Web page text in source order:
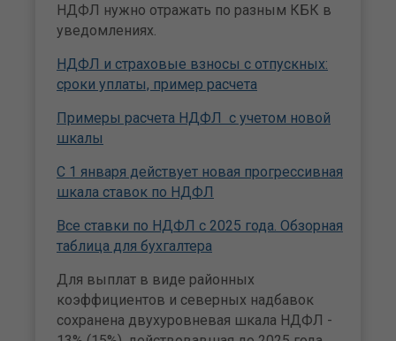
НДФЛ нужно отражать по разным КБК в
уведомлениях.
НДФЛ и страховые взносы с отпускных:
сроки уплаты, пример расчета
Примеры расчета НДФЛ с учетом новой
шкалы
С 1 января действует новая прогрессивная
шкала ставок по НДФЛ
Все ставки по НДФЛ с 2025 года. Обзорная
таблица для бухгалтера
Для выплат в виде районных
коэффициентов и северных надбавок
сохранена двухуровневая шкала НДФЛ -